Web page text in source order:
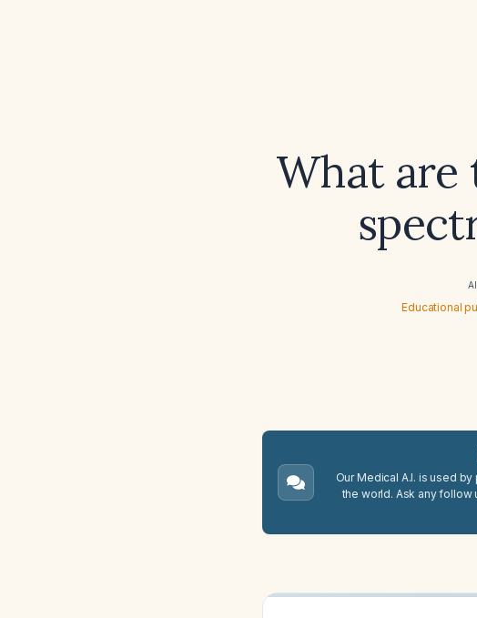
What are
Educational
Our Medical A.I. is used
the world. Ask any